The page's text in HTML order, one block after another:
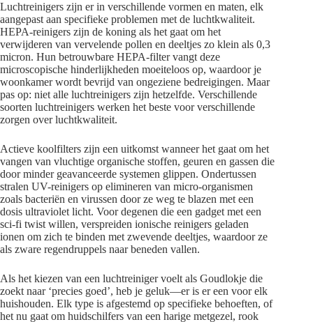
Luchtreinigers zijn er in verschillende vormen en maten, elk
aangepast aan specifieke problemen met de luchtkwaliteit.
HEPA-reinigers zijn de koning als het gaat om het
verwijderen van vervelende pollen en deeltjes zo klein als 0,3
micron. Hun betrouwbare HEPA-filter vangt deze
microscopische hinderlijkheden moeiteloos op, waardoor je
woonkamer wordt bevrijd van ongeziene bedreigingen. Maar
pas op: niet alle luchtreinigers zijn hetzelfde. Verschillende
soorten luchtreinigers werken het beste voor verschillende
zorgen over luchtkwaliteit.
Actieve koolfilters zijn een uitkomst wanneer het gaat om het
vangen van vluchtige organische stoffen, geuren en gassen die
door minder geavanceerde systemen glippen. Ondertussen
stralen UV-reinigers op elimineren van micro-organismen
zoals bacteriën en virussen door ze weg te blazen met een
dosis ultraviolet licht. Voor degenen die een gadget met een
sci-fi twist willen, verspreiden ionische reinigers geladen
ionen om zich te binden met zwevende deeltjes, waardoor ze
als zware regendruppels naar beneden vallen.
Als het kiezen van een luchtreiniger voelt als Goudlokje die
zoekt naar ‘precies goed’, heb je geluk—er is er een voor elk
huishouden. Elk type is afgestemd op specifieke behoeften, of
het nu gaat om huidschilfers van een harige metgezel, rook